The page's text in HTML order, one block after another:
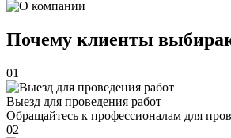
Почему клиенты
01
Выезд для проведения работ
Обращайтесь к профессионалам для
02